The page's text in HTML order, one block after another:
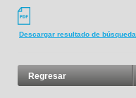
Descargar resultado de búsqueda
Regresar